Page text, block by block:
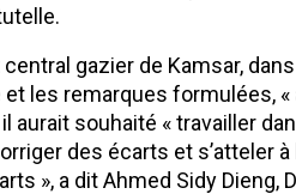
gazier de Kamsar,
les remarques formulées, «
aurait souhaité « travailler
des écarts et s’atteler
», a dit Ahmed Sidy Dieng,